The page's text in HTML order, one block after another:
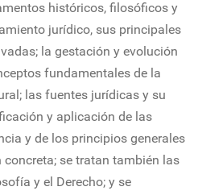
históricos, filosóficos y
jurídico, sus principales
la gestación y evolución
fundamentales de la
las fuentes jurídicas y su
y aplicación de las
y de los principios generales
se tratan también las
y el Derecho; y se